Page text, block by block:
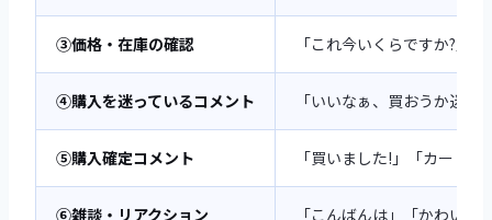
③価格・在庫の確認 「これ今いくらですか?」
④購入を迷っているコメント 「いいなぁ、買おうか迷
⑤購入確定コメント 「買いました!」「カート
⑥雑談・リアクション 「こんばんは」「かわいい